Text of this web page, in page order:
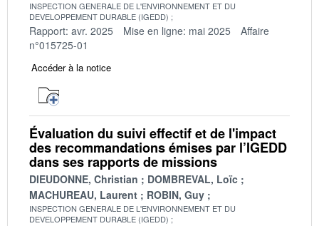
INSPECTION GENERALE DE L'ENVIRONNEMENT ET DU
DEVELOPPEMENT DURABLE (IGEDD)
Rapport: avr. 2025 Mise en ligne: mai 2025
Affaire
n°015725-01
Accéder à la notice
Évaluation du suivi effectif et de l'impact
des recommandations émises par l’IGEDD
dans ses rapports de missions
DIEUDONNE, Christian
DOMBREVAL, Loïc
MACHUREAU, Laurent
ROBIN, Guy
INSPECTION GENERALE DE L'ENVIRONNEMENT ET DU
DEVELOPPEMENT DURABLE (IGEDD)